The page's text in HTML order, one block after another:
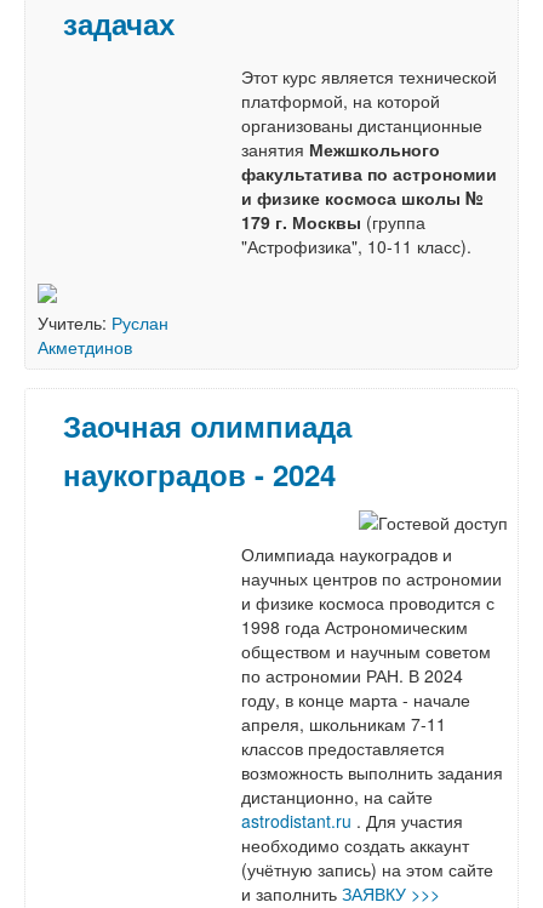
задачах
Этот курс является технической
платформой, на которой
организованы дистанционные
занятия Межшкольного
факультатива по астрономии
и физике космоса школы №
179 г. Москвы (группа
"Астрофизика", 10-11 класс).
Учитель: Руслан
Акметдинов
Заочная олимпиада
наукоградов - 2024
Олимпиада наукоградов и
научных центров по астрономии
и физике космоса проводится с
1998 года Астрономическим
обществом и научным советом
по астрономии РАН. В 2024
году, в конце марта - начале
апреля, школьникам 7-11
классов предоставляется
возможность выполнить задания
дистанционно, на сайте
astrodistant.ru . Для участия
необходимо создать аккаунт
(учётную запись) на этом сайте
и заполнитьЗАЯВКУ >>>